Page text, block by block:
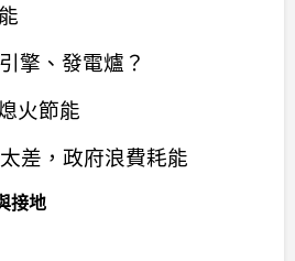
擎、發電爐？
火節能
差，政府浪費耗能
接地